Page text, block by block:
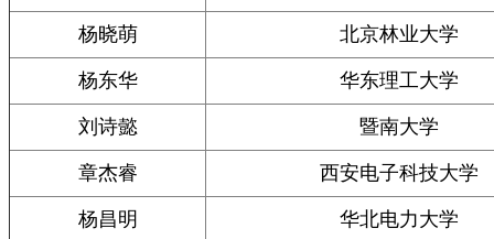
杨晓萌 北京林业大学
杨东华 华东理工大学
刘诗懿 暨南大学
章杰睿 西安电子科技大学
杨昌明 华北电力大学